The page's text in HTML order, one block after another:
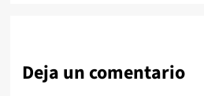
Deja un comentario